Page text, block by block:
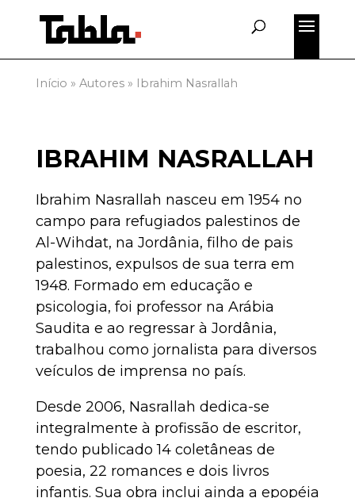
Início » Autores» Ibrahim Nasrallah
IBRAHIM NASRALLAH
Ibrahim Nasrallah nasceu em 1954 no
campo para refugiados palestinos de
Al-Wihdat, na Jordânia, filho de pais
palestinos, expulsos de sua terra em
1948. Formado em educação e
psicologia, foi professor na Arábia
Saudita e ao regressar à Jordânia,
trabalhou como jornalista para diversos
veículos de imprensa no país.
Desde 2006, Nasrallah dedica-se
integralmente à profissão de escritor,
tendo publicado 14 coletâneas de
poesia, 22 romances e dois livros
infantis. Sua obra inclui ainda a epopéia